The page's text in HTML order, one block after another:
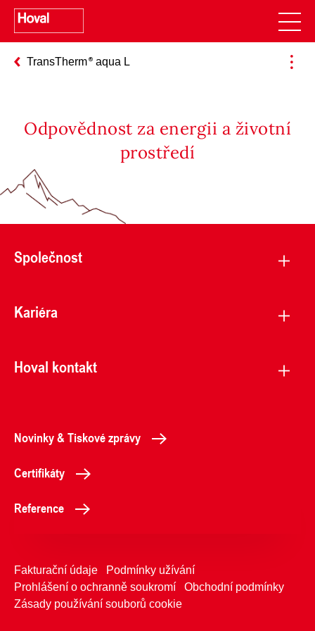
TransTherm aqua L
Odpovědnost za energii a životní
prostředí
Společnost
Kariéra
Hoval kontakt
Novinky & Tiskové zprávy
Certifikáty
Reference
Fakturační údaje
Podmínky užívání
Prohlášení o ochranně soukromí
Obchodní podmínky
Zásady používání souborů cookie